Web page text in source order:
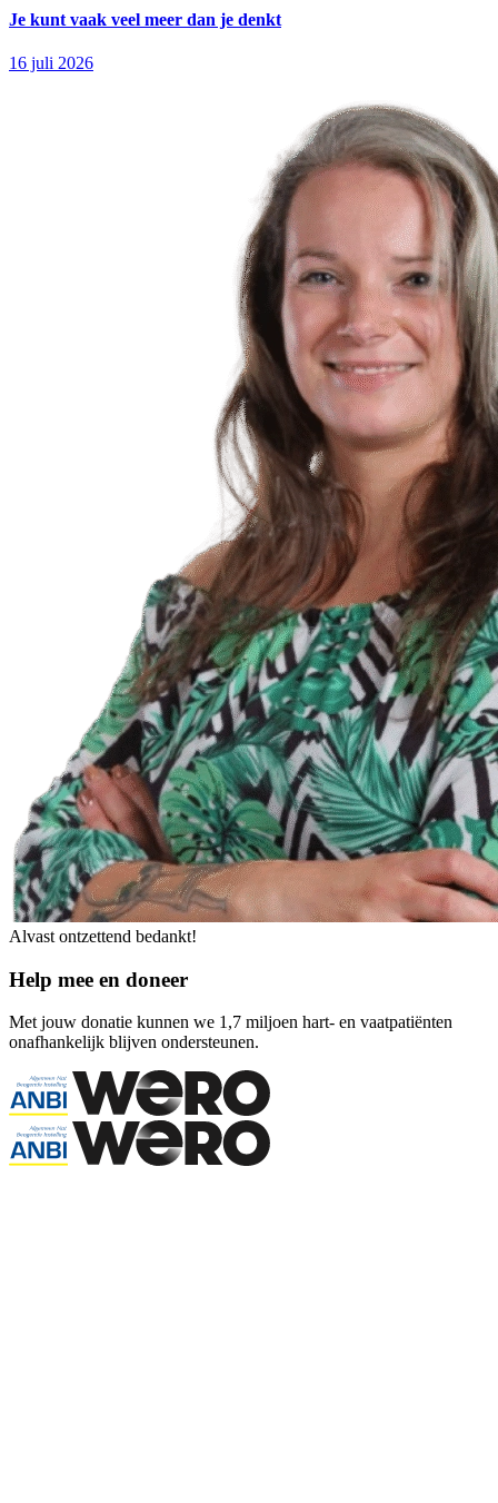
Je kunt vaak veel meer dan je denkt
16 juli 2026
Alvast ontzettend bedankt!
Help mee en doneer
Met jouw donatie kunnen we 1,7 miljoen hart- en vaatpatiënten
onafhankelijk blijven ondersteunen.